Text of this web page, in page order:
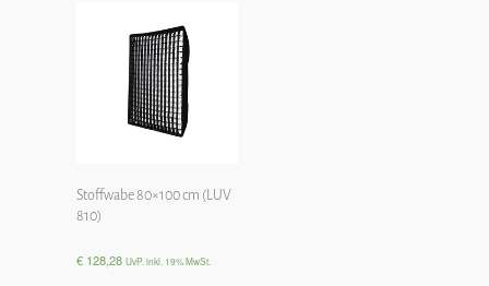
Stoffwabe 80×100 cm (LUV
810)
€ 128,28 UvP. inkl. 19% MwSt.